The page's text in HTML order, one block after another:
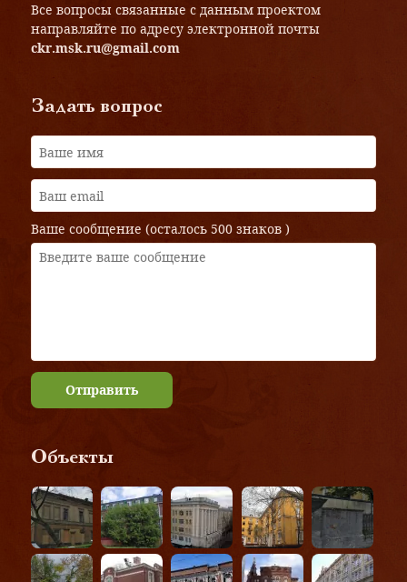
Все вопросы связанные с данным проектом
направляйте по адресу электронной почты
ckr.msk.ru@gmail.com
Задать вопрос
Ваше сообщение (осталось 500 знаков )
Отправить
Объекты